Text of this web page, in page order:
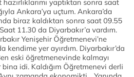
yaptıktan sonra saat
Ankara’ya uçtum. Ankara’da
biraz kaldıktan sonra saat 09.55
11.30 da Diyarbakır’a vardım.
Yenişehir Öğretmenevi’ne
yer ayırdım. Diyarbakır’da
eski öğretmenevinde kalmayı
idi. Kaldığım Öğretmenevi derli